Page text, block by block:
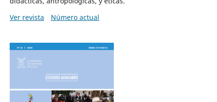
Ver revista
Número actual